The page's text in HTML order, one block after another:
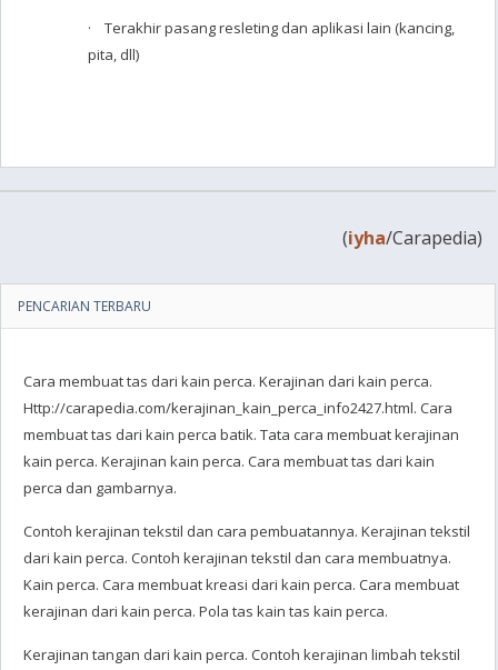
· Terakhir pasang resleting dan aplikasi lain (kancing,
pita, dll)
(iyha/Carapedia)
PENCARIAN TERBARU
Cara membuat tas dari kain perca. Kerajinan dari kain perca.
Http://carapedia.com/kerajinan_kain_perca_info2427.html. Cara
membuat tas dari kain perca batik. Tata cara membuat kerajinan
kain perca. Kerajinan kain perca. Cara membuat tas dari kain
perca dan gambarnya.
Contoh kerajinan tekstil dan cara pembuatannya. Kerajinan tekstil
dari kain perca. Contoh kerajinan tekstil dan cara membuatnya.
Kain perca. Cara membuat kreasi dari kain perca. Cara membuat
kerajinan dari kain perca. Pola tas kain tas kain perca.
Kerajinan tangan dari kain perca. Contoh kerajinan limbah tekstil